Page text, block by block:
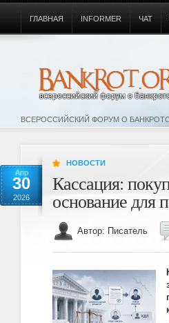
ВСЕРОССИЙСКИЙ ФОРУМ О
ГЛАВНАЯ INFORMER ЧАТ
Апр
30
2026
НОВОСТИ
Кассация:
основание для
Автор: Писатель